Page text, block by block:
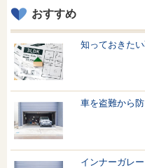
おすすめ
知っておきた
車を盗難から
インナーガレ